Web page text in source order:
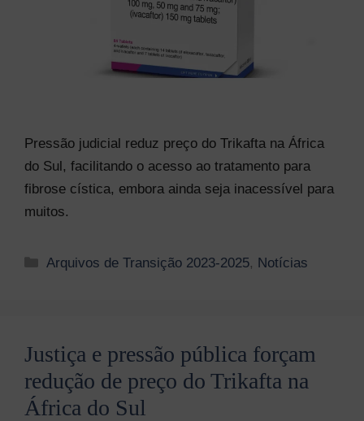
Pressão judicial reduz preço do Trikafta na África
do Sul, facilitando o acesso ao tratamento para
fibrose cística, embora ainda seja inacessível para
muitos.
Categorias
Arquivos de Transição 2023-2025, Notícias
Justiça e pressão pública forçam
redução de preço do Trikafta na
África do Sul